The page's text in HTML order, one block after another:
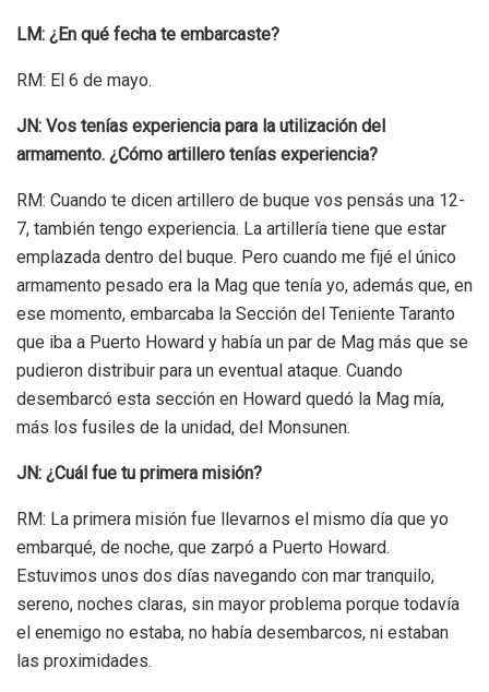
LM: ¿En qué fecha te embarcaste?
RM: El 6 de mayo.
JN: Vos tenías experiencia para la utilización del
armamento. ¿Cómo artillero tenías experiencia?
RM: Cuando te dicen artillero de buque vos pensás una 12-
7, también tengo experiencia. La artillería tiene que estar
emplazada dentro del buque. Pero cuando me fijé el único
armamento pesado era la Mag que tenía yo, además que, en
ese momento, embarcaba la Sección del Teniente Taranto
que iba a Puerto Howard y había un par de Mag más que se
pudieron distribuir para un eventual ataque. Cuando
desembarcó esta sección en Howard quedó la Mag mía,
más los fusiles de la unidad, del Monsunen.
JN: ¿Cuál fue tu primera misión?
RM: La primera misión fue llevarnos el mismo día que yo
embarqué, de noche, que zarpó a Puerto Howard.
Estuvimos unos dos días navegando con mar tranquilo,
sereno, noches claras, sin mayor problema porque todavía
el enemigo no estaba, no había desembarcos, ni estaban
las proximidades.